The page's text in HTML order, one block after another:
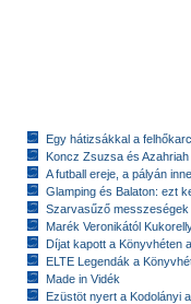
Egy hátizsákkal a
Koncz Zsuzsa és
A futball ereje, a pályán
Glamping és Balaton: ezt
Szarvasűző messzeségek
Marék Veronikától
Díjat kapott a Könyvhéten
ELTE Legendák a
Made in Vidék
Ezüstöt nyert a Kodolányi